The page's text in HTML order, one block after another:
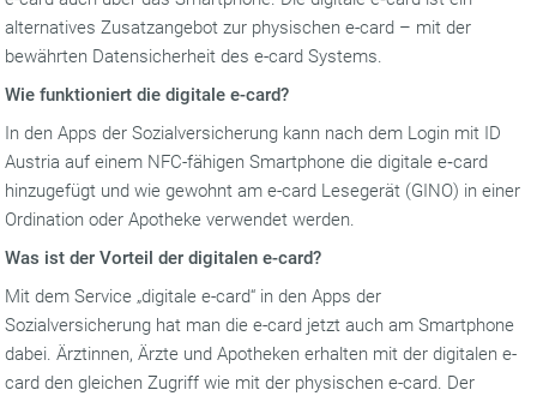
alternatives Zusatzangebot zur physischen e-card – mit der
bewährten Datensicherheit des e-card Systems.
Wie funktioniert die digitale e-card?
In den Apps der Sozialversicherung kann nach dem Login mit ID
Austria auf einem NFC-fähigen Smartphone die digitale e‑card
hinzugefügt und wie gewohnt am e-card Lesegerät (GINO) in einer
Ordination oder Apotheke verwendet werden.
Was ist der Vorteil der digitalen e-card?
Mit dem Service „digitale e-card“ in den Apps der
Sozialversicherung hat man die e-card jetzt auch am Smartphone
dabei. Ärztinnen, Ärzte und Apotheken erhalten mit der digitalen e-
card den gleichen Zugriff wie mit der physischen e-card. Der